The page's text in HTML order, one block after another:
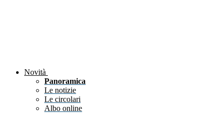
Novità
Panoramica
Le notizie
Le circolari
Albo online